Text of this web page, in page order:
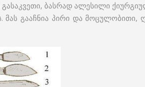
ბასრად ალესილი
მას გააჩნია პირი და